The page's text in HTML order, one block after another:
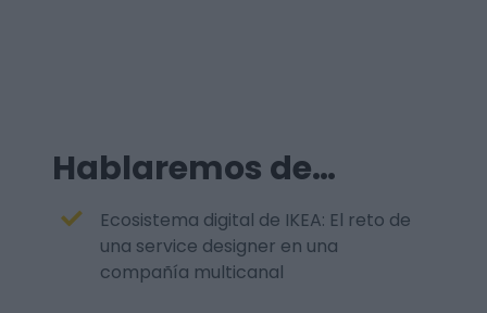
Hablaremos de…
Ecosistema digital de IKEA: El reto de
una service designer en una
compañía multicanal